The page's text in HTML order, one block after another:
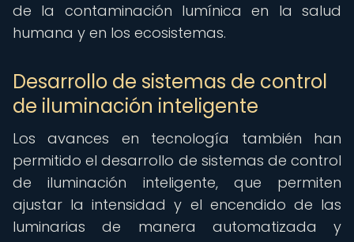
de la contaminación lumínica en la salud
humana y en los ecosistemas.
Desarrollo de sistemas de control
de iluminación inteligente
Los avances en tecnología también han
permitido el desarrollo de sistemas de control
de iluminación inteligente, que permiten
ajustar la intensidad y el encendido de las
luminarias de manera automatizada y